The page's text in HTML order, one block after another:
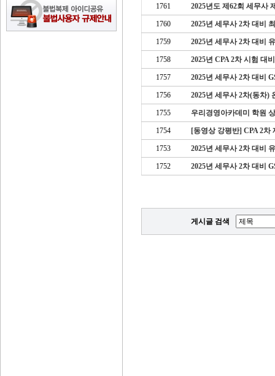
1761 2025년도 제62회 세무사
1760 2025년 세무사 2차 대비
1759 2025년 세무사 2차 대비
1758 2025년 CPA 2차 시험 대
1757 2025년 세무사 2차 대비
1756 2025년 세무사 2차(동차)
1755 우리경영아카데미 학원
1754 [동영상 강평반] CPA 2차
1753 2025년 세무사 2차 대비
1752 2025년 세무사 2차 대비
게시글 검색